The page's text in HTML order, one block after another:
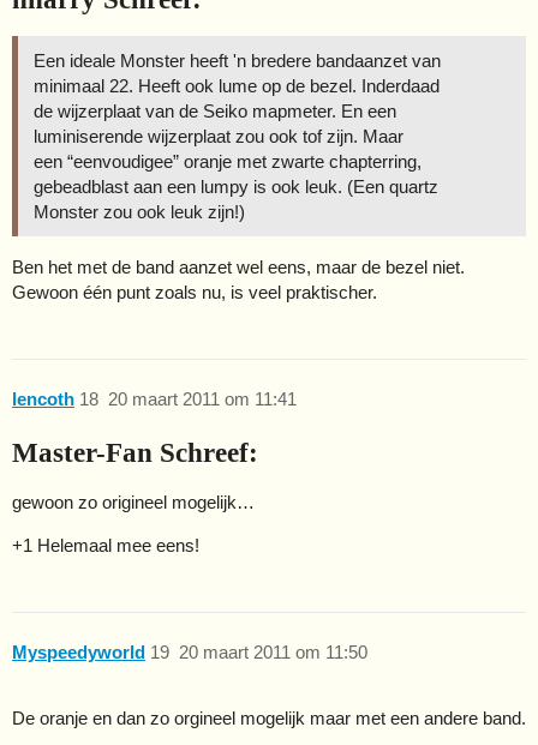
Een ideale Monster heeft 'n bredere bandaanzet van
minimaal 22. Heeft ook lume op de bezel. Inderdaad
de wijzerplaat van de Seiko mapmeter. En een
luminiserende wijzerplaat zou ook tof zijn. Maar
een “eenvoudigee” oranje met zwarte chapterring,
gebeadblast aan een lumpy is ook leuk. (Een quartz
Monster zou ook leuk zijn!)
Ben het met de band aanzet wel eens, maar de bezel niet.
Gewoon één punt zoals nu, is veel praktischer.
lencoth 20 maart 2011 om 11:41
18
Master-Fan Schreef:
gewoon zo origineel mogelijk…
+1 Helemaal mee eens!
Myspeedyworld 20 maart 2011 om 11:50
19
De oranje en dan zo orgineel mogelijk maar met een andere band.